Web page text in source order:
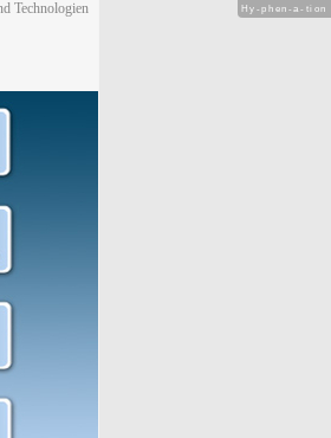
Technologien
Hy-phen-a-tion